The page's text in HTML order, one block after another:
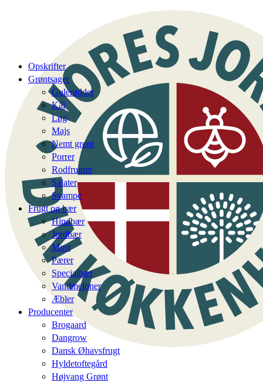
Opskrifter
Grøntsager
Gulerødder
Kål
Løg
Majs
Nemt grønt
Porrer
Rodfrugter
Salater
Svampe
Frugt og bær
Hindbær
Jordbær
Most
Pærer
Specialbær
Vandmeloner
Æbler
Producenter
Brogaard
Dangrow
Dansk Øhavsfrugt
Hyldetoftegård
Højvang Grønt